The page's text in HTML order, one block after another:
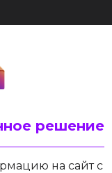
решение
на сайт с